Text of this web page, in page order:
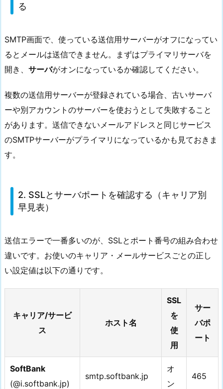
る
SMTP画面で、使っている送信用サーバーがオフになってい
るとメールは送信できません。まずはプライマリサーバを
開き、 サーバがオンになっているか確認してください。
複数の送信用サーバーが登録されている場合、古いサーバ
ーや別アカウントのサーバーを使おうとして失敗すること
があります。送信できないメールアドレスと同じサービス
のSMTPサーバーがプライマリになっているかも見ておきま
す。
2. SSLとサーバポートを確認する（キャリア別
早見表）
送信エラーで一番多いのが、SSLとポート番号の組み合わせ
違いです。お使いのキャリア・メールサービスごとの正し
い設定値は以下の通りです。
キャリア/サービ
ス
ホスト名
SSL
を
使
用
サー
バポ
ート
SoftBank
(@i.softbank.jp)
smtp.softbank.jp
オ
ン
465